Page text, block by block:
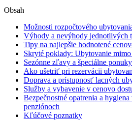
Obsah
Možnosti rozpočtového
Výhody a nevýhody jednotlivých
Tipy na najlepšie hodnotené
Skryté poklady: Ubytovanie
Sezónne zľavy a špeciálne
Ako ušetriť pri rezervácii
Doprava a prístupnosť lacných
Služby a vybavenie v cenovo
Bezpečnostné opatrenia a
penziónoch
Kľúčové poznatky